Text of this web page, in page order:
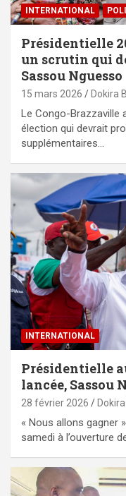
INTERNATIONAL
Présidentielle
un scrutin qui
Sassou Nguesso
15 mars 2026 Dokira
Le Congo-Brazzaville
élection qui devrait
supplémentaires…
INTERNATIONAL
Présidentielle
lancée, Sassou
28 février 2026
« Nous allons gagner
samedi à l’ouverture